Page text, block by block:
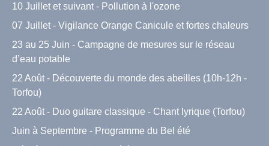
10 Juillet et suivant - Pollution à l'ozone
07 Juillet - Vigilance Orange Canicule et fortes chaleurs
23 au 25 Juin - Campagne de mesures sur le réseau
d’eau potable
22 Août - Découverte du monde des abeilles (10h-12h -
Torfou)
22 Août - Duo guitare classique - Chant lyrique (Torfou)
Juin à Septembre - Programme du Bel été